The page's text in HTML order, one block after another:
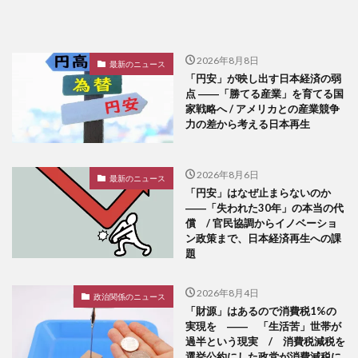
最新のニュース 2026年8月8日
「円安」が映し出す日本経済の弱
点 ――「勝てる産業」を育てる国
家戦略へ / アメリカとの産業競争
力の差から考える日本再生
最新のニュース 2026年8月6日
「円安」はなぜ止まらないのか
――「失われた30年」の本当の代
償 / 官民協調からイノベーショ
ン政策まで、日本経済再生への課
題
政治関係のニュース 2026年8月4日
「財源」はあるので消費税1%の
実現を ―― 「生活苦」世帯が
過半という現実 / 消費税減税を